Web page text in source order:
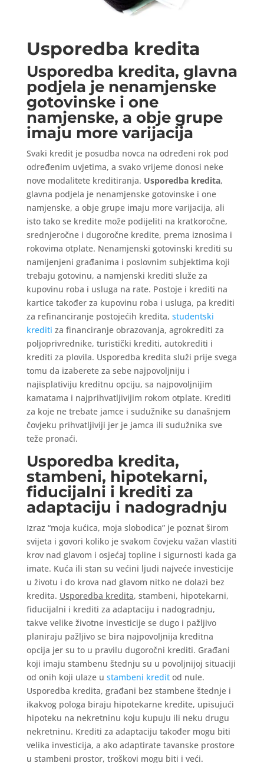
Usporedba kredita
Usporedba kredita, glavna
podjela je nenamjenske
gotovinske i one
namjenske, a obje grupe
imaju more varijacija
Svaki kredit je posudba novca na određeni rok pod
određenim uvjetima, a svako vrijeme donosi neke
nove modalitete kreditiranja. Usporedba kredita,
glavna podjela je nenamjenske gotovinske i one
namjenske, a obje grupe imaju more varijacija, ali
isto tako se kredite može podijeliti na kratkoročne,
srednjeročne i dugoročne kredite, prema iznosima i
rokovima otplate. Nenamjenski gotovinski krediti su
namijenjeni građanima i poslovnim subjektima koji
trebaju gotovinu, a namjenski krediti služe za
kupovinu roba i usluga na rate. Postoje i krediti na
kartice također za kupovinu roba i usluga, pa krediti
za refinanciranje postojećih kredita, studentski
krediti za financiranje obrazovanja, agrokrediti za
poljoprivrednike, turistički krediti, autokrediti i
krediti za plovila. Usporedba kredita služi prije svega
tomu da izaberete za sebe najpovoljniju i
najisplativiju kreditnu opciju, sa najpovoljnijim
kamatama i najprihvatljivijim rokom otplate. Krediti
za koje ne trebate jamce i sudužnike su današnjem
čovjeku prihvatljiviji jer je jamca ili sudužnika sve
teže pronaći.
Usporedba kredita,
stambeni, hipotekarni,
fiducijalni i krediti za
adaptaciju i nadogradnju
Izraz “moja kućica, moja slobodica” je poznat širom
svijeta i govori koliko je svakom čovjeku važan vlastiti
krov nad glavom i osjećaj topline i sigurnosti kada ga
imate. Kuća ili stan su većini ljudi najveće investicije
u životu i do krova nad glavom nitko ne dolazi bez
kredita. Usporedba kredita, stambeni, hipotekarni,
fiducijalni i krediti za adaptaciju i nadogradnju,
takve velike životne investicije se dugo i pažljivo
planiraju pažljivo se bira najpovoljnija kreditna
opcija jer su to u pravilu dugoročni krediti. Građani
koji imaju stambenu štednju su u povoljnijoj situaciji
od onih koji ulaze u stambeni kreditod nule.
Usporedba kredita, građani bez stambene štednje i
ikakvog pologa biraju hipotekarne kredite, upisujući
hipoteku na nekretninu koju kupuju ili neku drugu
nekretninu. Krediti za adaptaciju također mogu biti
velika investicija, a ako adaptirate tavanske prostore
u stambeni prostor, troškovi mogu biti i veći.